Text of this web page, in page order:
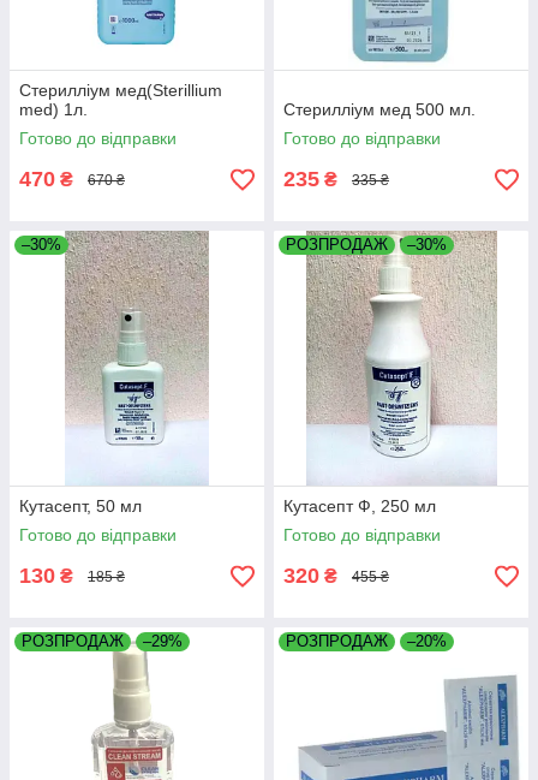
Стерилліум мед(Sterillium
med) 1л.
Готово до відправки
470 ₴ 670 ₴
Стерилліум мед 500 мл.
Готово до відправки
235 ₴ 335 ₴
–30%
Кутасепт, 50 мл
Готово до відправки
130 ₴ 185 ₴
РОЗПРОДАЖ –30%
Кутасепт Ф, 250 мл
Готово до відправки
320 ₴ 455 ₴
РОЗПРОДАЖ –29% РОЗПРОДАЖ –20%